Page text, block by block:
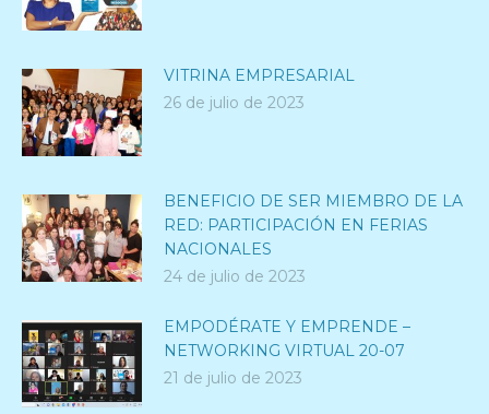
VITRINA EMPRESARIAL
26 de julio de 2023
BENEFICIO DE SER MIEMBRO DE LA
RED: PARTICIPACIÓN EN FERIAS
NACIONALES
24 de julio de 2023
EMPODÉRATE Y EMPRENDE –
NETWORKING VIRTUAL 20-07
21 de julio de 2023